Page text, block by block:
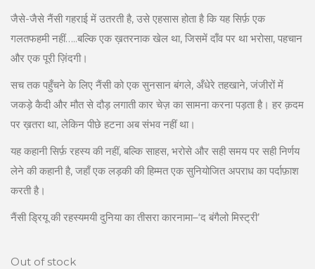
w
a
s
:
2
2
5
0
s
:
1
9
5
.
0
जैसे-जैसे नैंसी गहराई में उतरती है, उसे एहसास होता है कि यह सिर्फ़ एक
गलतफहमी नहीं…..बल्कि एक ख़तरनाक खेल था, जिसमें दाँव पर था भरोसा, पहचान
और एक पूरी ज़िंदगी।
सच तक पहुँचने के लिए नैंसी को एक सुनसान बंगले, अँधेरे तहखाने, जंजीरों में
जकड़े कैदी और मौत से दौड़ लगाती कार चेज़ का सामना करना पड़ता है। हर क़दम
पर ख़तरा था, लेकिन पीछे हटना अब संभव नहीं था।
यह कहानी सिर्फ़ रहस्य की नहीं, बल्कि साहस, भरोसे और सही समय पर सही निर्णय
लेने की कहानी है, जहाँ एक लड़की की हिम्मत एक सुनियोजित अपराध का पर्दाफ़ाश
करती है।
नैंसी ड्रियू की रहस्यमयी दुनिया का तीसरा कारनामा–‘द बंगैलो मिस्ट्री’
Out of stock